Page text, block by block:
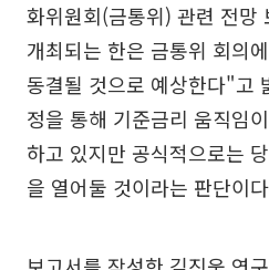
화위원회(금통위) 관련 전망
개최되는 한은 금통위 회의
동결될 것으로 예상한다"고
정을 통해 기준금리 움직임
하고 있지만 공식적으로는
을 열어둘 것이라는 판단이